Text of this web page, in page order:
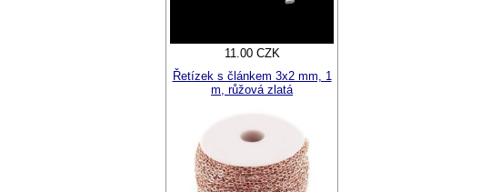
11.00 CZK
Řetízek s článkem 3x2 mm, 1
m, růžová zlatá